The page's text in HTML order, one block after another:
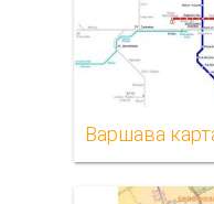
Варшава